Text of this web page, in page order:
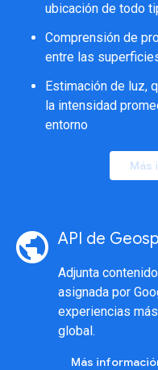
ubicación de todo
Comprensión de
entre las
Estimación de luz,
la intensidad
entorno
Más
public API de
Adjunta
asignada por
experiencias
global.
Más